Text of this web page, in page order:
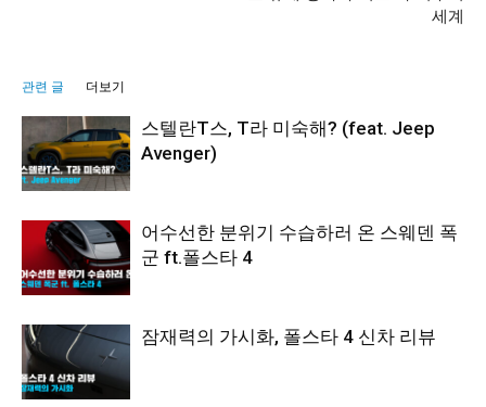
세계
관련 글 더보기
스텔란T스, T라 미숙해? (feat. Jeep
Avenger)
어수선한 분위기 수습하러 온 스웨덴 폭
군 ft.폴스타 4
잠재력의 가시화, 폴스타 4 신차 리뷰